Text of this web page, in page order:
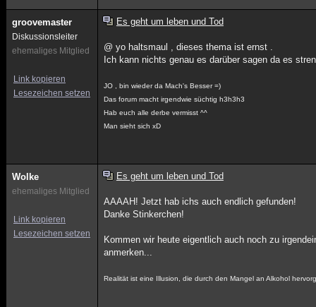
groovemaster
Diskussionsleiter
ehemaliges Mitglied
Link kopieren
Lesezeichen setzen
Es geht um leben und Tod
@ yo haltsmaul , dieses thema ist ernst .
Ich kann nichts genau es darüber sagen da es
JO , bin wieder da Mach's Besser =)
Das forum macht irgendwie süchtig h3h3h3
Hab euch alle derbe vermisst ^^
Man sieht sich xD
Wolke
ehemaliges Mitglied
Link kopieren
Lesezeichen setzen
Es geht um leben und Tod
AAAAH! Jetzt hab ichs auch endlich gefunden!
Danke Stinkerchen!
Kommen wir heute eigentlich auch noch zu
anmerken...
Realität ist eine Illusion, die durch den Mangel an Alkohol